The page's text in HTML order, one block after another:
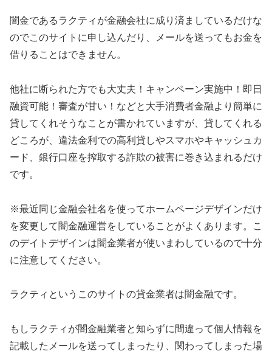
闇金であるラクティ が金融会社に成り済ましているだけな
のでこのサイトに申し込んだり、メールを送ってもお金を
借りることはできません。
他社に断られた方でも大丈夫！キャンペーン実施中！即日
融資可能！審査が甘い！などと大手消費者金融より簡単に
貸してくれそうなことが書かれていますが、貸してくれる
どころが、違法金利での高利貸しやスマホやキャッシュカ
ード、銀行口座を搾取する詐欺の被害に巻き込まれるだけ
です。
※最近同じ金融会社名を使ってホームページデザインだけ
を変更して闇金融運営をしていることがよくあります。こ
のデイトデザインは闇金業者が使いまわしているので十分
に注意してください。
ラクティ というこのサイトの貸金業者は闇金融です。
もしラクティ が闇金融業者と知らずに間違って個人情報を
記載したメールを送ってしまったり、関わってしまった場